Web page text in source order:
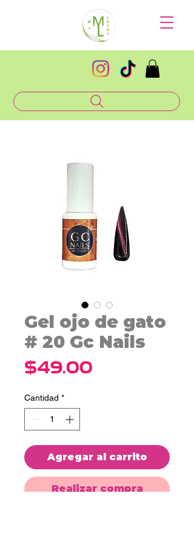
Gel ojo de gato
# 20 Gc Nails
$49.00
Cantidad *
Agregar al carrito
Realizar compra